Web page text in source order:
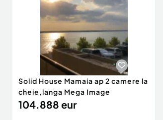
Solid House Mamaia ap 2 camere la
cheie,langa Mega Image
104.888 eur